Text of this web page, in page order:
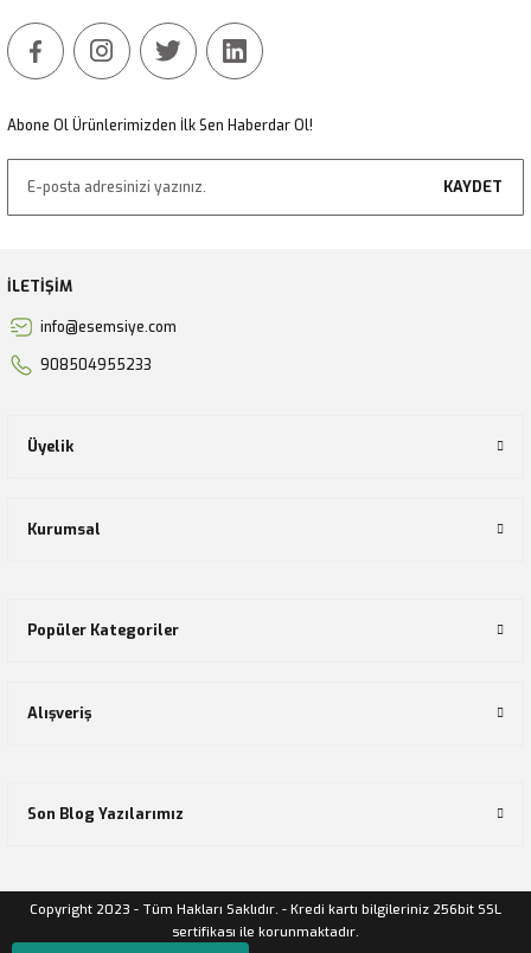
Abone Ol Ürünlerimizden İlk Sen Haberdar Ol!
KAYDET
İLETİŞİM
info@esemsiye.com
908504955233
Üyelik
Kurumsal
Popüler Kategoriler
Alışveriş
Son Blog Yazılarımız
Copyright 2023 - Tüm Hakları Saklıdır. - Kredi kartı bilgileriniz 256bit SSL
sertifikası ile korunmaktadır.